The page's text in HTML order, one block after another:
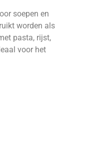
soepen en
worden als
pasta, rijst,
voor het